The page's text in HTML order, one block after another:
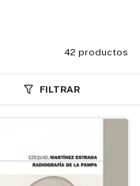
42 productos
FILTRAR